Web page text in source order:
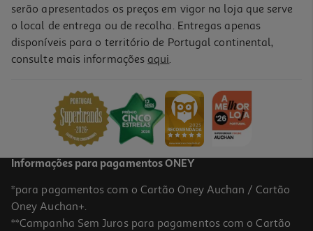
serão apresentados os preços em vigor na loja que serve
o local de entrega ou de recolha. Entregas apenas
disponíveis para o território de Portugal continental,
consulte mais informações aqui.
Informações para pagamentos ONEY
*para pagamentos com o Cartão Oney Auchan / Cartão
Oney Auchan+.
**Campanha Sem Juros para pagamentos com o Cartão